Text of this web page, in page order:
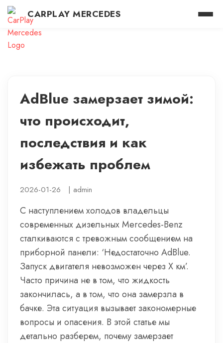
CARPLAY MERCEDES
AdBlue замерзает зимой:
что происходит,
последствия и как
избежать проблем
2026-01-26 | admin
С наступлением холодов владельцы
современных дизельных Mercedes-Benz
сталкиваются с тревожным сообщением на
приборной панели: ‘Недостаточно AdBlue.
Запуск двигателя невозможен через X км’.
Часто причина не в том, что жидкость
закончилась, а в том, что она замерзла в
бачке. Эта ситуация вызывает закономерные
вопросы и опасения. В этой статье мы
детально разберем, почему замерзает